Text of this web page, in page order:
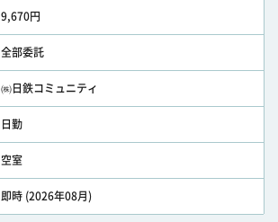
9,670円
全部委託
㈱日鉄コミュニティ
日勤
空室
即時 (2026年08月)